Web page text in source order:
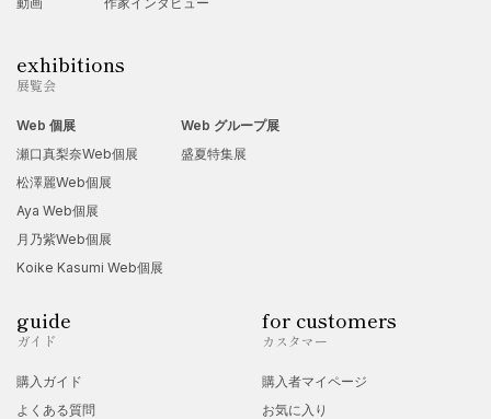
exhibitions
展覧会
Web 個展
瀬口真梨奈Web個展
松澤麗Web個展
Aya Web個展
月乃紫Web個展
Koike Kasumi Web個展
Web グループ展
盛夏特集展
guide
ガイド
購入ガイド
よくある質問
for customers
カスタマー
購入者マイページ
お気に入り